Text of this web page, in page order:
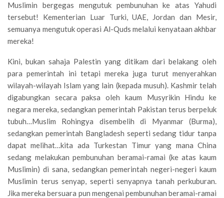
Muslimin bergegas mengutuk pembunuhan ke atas Yahudi
tersebut! Kementerian Luar Turki, UAE, Jordan dan Mesir,
semuanya mengutuk operasi Al-Quds melalui kenyataan akhbar
mereka!
Kini, bukan sahaja Palestin yang ditikam dari belakang oleh
para pemerintah ini tetapi mereka juga turut menyerahkan
wilayah-wilayah Islam yang lain (kepada musuh). Kashmir telah
digabungkan secara paksa oleh kaum Musyrikin Hindu ke
negara mereka, sedangkan pemerintah Pakistan terus berpeluk
tubuh…Muslim Rohingya disembelih di Myanmar (Burma),
sedangkan pemerintah Bangladesh seperti sedang tidur tanpa
dapat melihat…kita ada Turkestan Timur yang mana China
sedang melakukan pembunuhan beramai-ramai (ke atas kaum
Muslimin) di sana, sedangkan pemerintah negeri-negeri kaum
Muslimin terus senyap, seperti senyapnya tanah perkuburan.
Jika mereka bersuara pun mengenai pembunuhan beramai-ramai